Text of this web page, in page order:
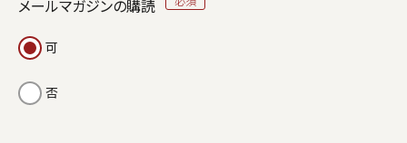
メールマガジンの購読
可
否